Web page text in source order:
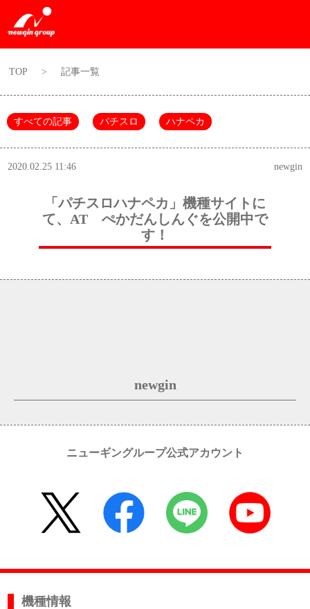
TOP > 記事一覧
すべての記事 パチスロ ハナペカ
2020.02.25 11:46 newgin
「パチスロハナペカ」機種サイトに
て、AT ぺかだんしんぐを公開中で
す！
newgin
ニューギングループ公式アカウント
機種情報